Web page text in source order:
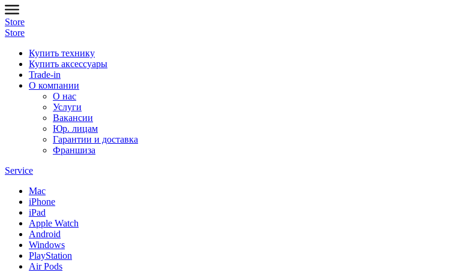
Store
Store
Купить технику
Купить аксессуары
Trade-in
О компании
О нас
Услуги
Вакансии
Юр. лицам
Гарантии и доставка
Франшиза
Service
Mac
iPhone
iPad
Apple Watch
Android
Windows
PlayStation
Air Pods